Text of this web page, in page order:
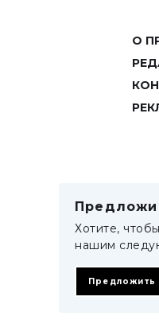
О
Хотите,
нашим
Предложить